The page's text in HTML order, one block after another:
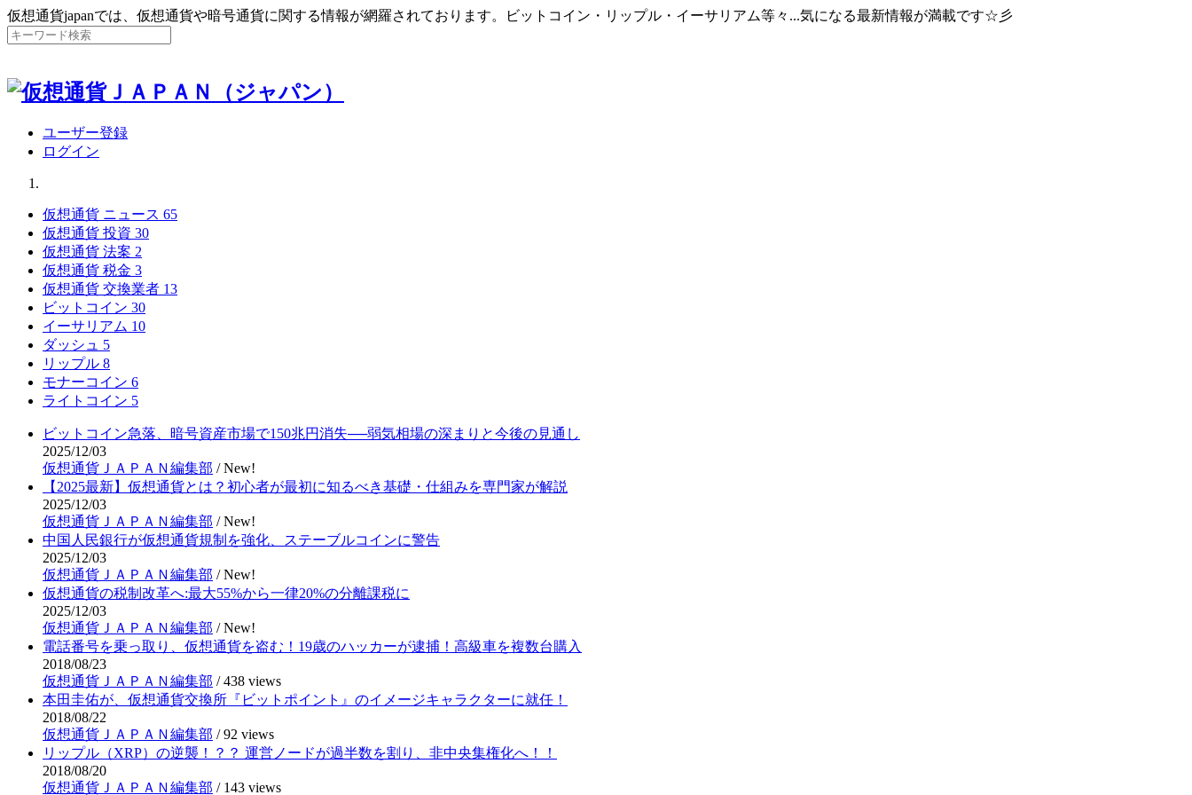
仮想通貨japanでは、仮想通貨や暗号通貨に関する情報が網羅されております。ビットコイン・リップル・イーサリアム等々...気になる最新情報が満載です☆彡
ユーザー登録
ログイン
仮想通貨 ニュース 65
仮想通貨 投資 30
仮想通貨 法案 2
仮想通貨 税金 3
仮想通貨 交換業者 13
ビットコイン 30
イーサリアム 10
ダッシュ 5
リップル 8
モナーコイン 6
ライトコイン 5
ビットコイン急落、暗号資産市場で150兆円消失──弱気相場の深まりと今後の見通し
2025/12/03
仮想通貨ＪＡＰＡＮ編集部 /New!
【2025最新】仮想通貨とは？初心者が最初に知るべき基礎・仕組みを専門家が解説
2025/12/03
仮想通貨ＪＡＰＡＮ編集部 /New!
中国人民銀行が仮想通貨規制を強化、ステーブルコインに警告
2025/12/03
仮想通貨ＪＡＰＡＮ編集部 /New!
仮想通貨の税制改革へ:最大55%から一律20%の分離課税に
2025/12/03
仮想通貨ＪＡＰＡＮ編集部 /New!
電話番号を乗っ取り、仮想通貨を盗む！19歳のハッカーが逮捕！高級車を複数台購入
2018/08/23
仮想通貨ＪＡＰＡＮ編集部 /438 views
本田圭佑が、仮想通貨交換所『ビットポイント』のイメージキャラクターに就任！
2018/08/22
仮想通貨ＪＡＰＡＮ編集部 /92 views
リップル（XRP）の逆襲！？？ 運営ノードが過半数を割り、非中央集権化へ！！
2018/08/20
仮想通貨ＪＡＰＡＮ編集部 / 143 views